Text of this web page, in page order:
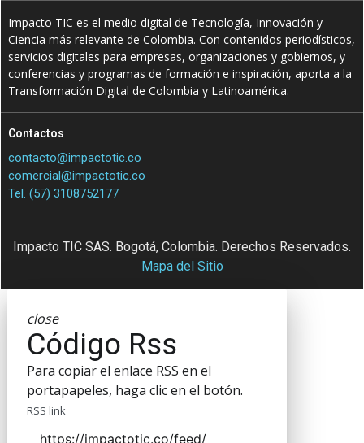
Impacto TIC es el medio digital de Tecnología, Innovación y
Ciencia más relevante de Colombia. Con contenidos periodísticos,
servicios digitales para empresas, organizaciones y gobiernos, y
conferencias y programas de formación e inspiración, aporta a la
Transformación Digital de Colombia y Latinoamérica.
Contactos
contacto@impactotic.co
comercial@impactotic.co
Tel. (57) 3108752177
Impacto TIC SAS. Bogotá, Colombia. Derechos Reservados.
Mapa del Sitio
close
Código Rss
Para copiar el enlace RSS en el
portapapeles, haga clic en el botón.
RSS link